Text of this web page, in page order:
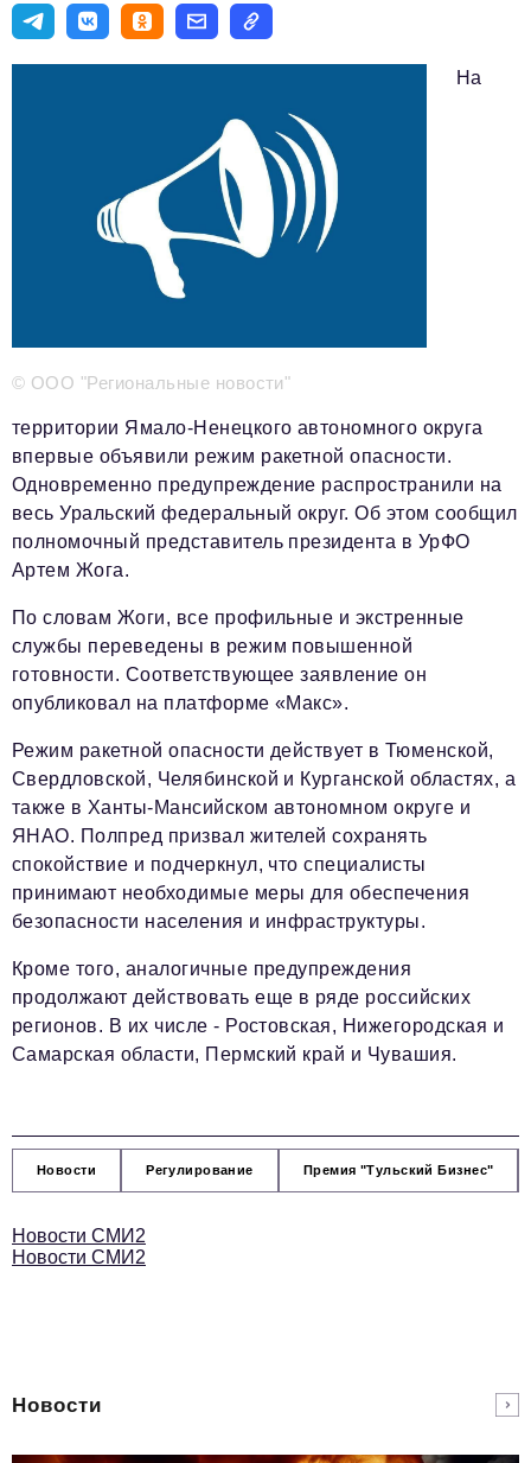
Импортозамещение
Телефон редакции: +7 495 727-01-67
Электронные почты редакции:
Информационный отдел
reklama@business-magazine.online
Отдел распространения/редакционная подписка
podpiska@business-magazine.online
Отдел по работе с партнерами
partner@business-magazine.online
© ООО "Региональные новости"
На
территории Ямало-Ненецкого автономного округа
впервые объявили режим ракетной опасности.
Одновременно предупреждение распространили на
весь Уральский федеральный округ. Об этом сообщил
полномочный представитель президента в УрФО
Артем Жога.
По словам Жоги, все профильные и экстренные
службы переведены в режим повышенной
готовности. Соответствующее заявление он
опубликовал на платформе «Макс».
Режим ракетной опасности действует в Тюменской,
Свердловской, Челябинской и Курганской областях, а
также в Ханты-Мансийском автономном округе и
ЯНАО. Полпред призвал жителей сохранять
спокойствие и подчеркнул, что специалисты
принимают необходимые меры для обеспечения
безопасности населения и инфраструктуры.
Кроме того, аналогичные предупреждения
продолжают действовать еще в ряде российских
регионов. В их числе - Ростовская, Нижегородская и
Самарская области, Пермский край и Чувашия.
Новости Регулирование Премия "Тульский Бизнес"
Новости СМИ2
Новости СМИ2
Новости